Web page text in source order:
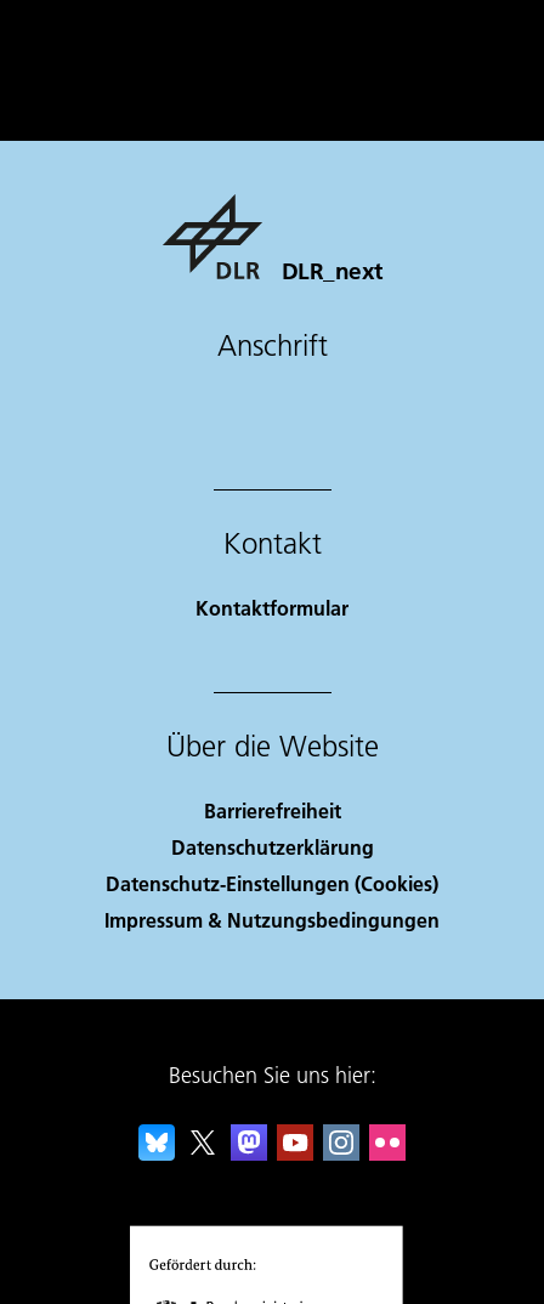
DLR_next
Anschrift
Kontakt
Kontaktformular
Über die Website
Barrierefreiheit
Datenschutzerklärung
Datenschutz-Einstellungen (Cookies)
Impressum & Nutzungsbedingungen
Besuchen Sie uns hier: